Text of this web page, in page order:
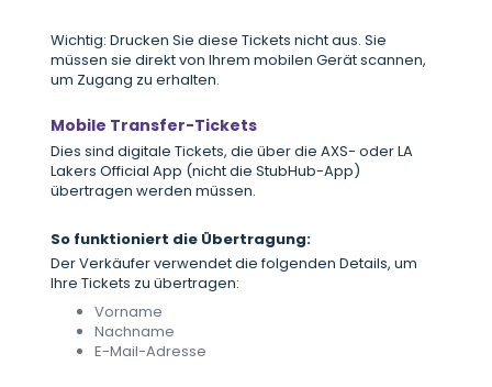
Wichtig: Drucken Sie diese Tickets nicht aus. Sie
müssen sie direkt von Ihrem mobilen Gerät scannen,
um Zugang zu erhalten.
Mobile Transfer-Tickets
Dies sind digitale Tickets, die über die AXS- oder LA
Lakers Official App (nicht die StubHub-App)
übertragen werden müssen.
So funktioniert die Übertragung:
Der Verkäufer verwendet die folgenden Details, um
Ihre Tickets zu übertragen:
Vorname
Nachname
E-Mail-Adresse